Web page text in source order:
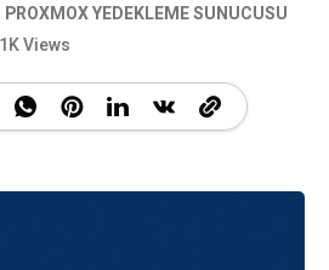
PROXMOX YEDEKLEME SUNUCUSU
Views